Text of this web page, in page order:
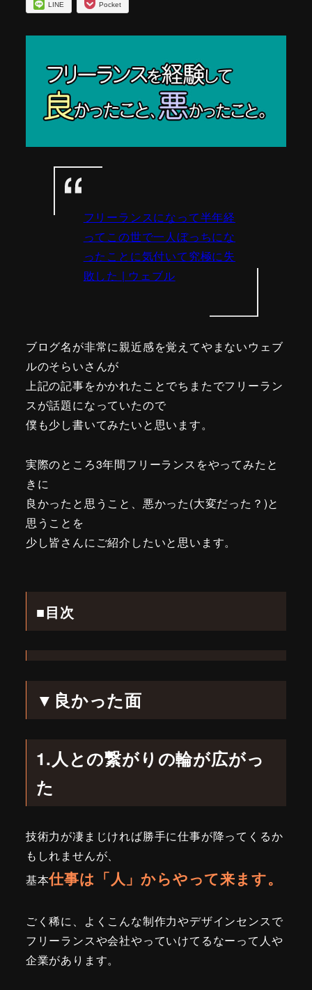
LINE Pocket
フリーランスになって半年経
ってこの世で一人ぼっちにな
ったことに気付いて究極に失
敗した | ウェブル
ブログ名が非常に親近感を覚えてやまないウェブ
ルのそらいさんが
上記の記事をかかれたことでちまたでフリーラン
スが話題になっていたので
僕も少し書いてみたいと思います。
実際のところ3年間フリーランスをやってみたと
きに
良かったと思うこと、悪かった(大変だった？)と
思うことを
少し皆さんにご紹介したいと思います。
■目次
▼良かった面
1.人との繋がりの輪が広がっ
た
技術力が凄まじければ勝手に仕事が降ってくるか
もしれませんが、
基本仕事は「人」からやって来ます。
ごく稀に、よくこんな制作力やデザインセンスで
フリーランスや会社やっていけてるなーって人や
企業があります。